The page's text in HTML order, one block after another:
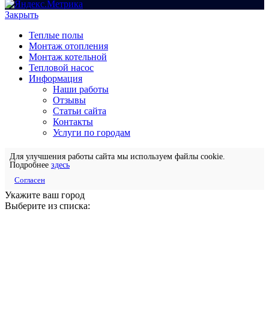
Закрыть
Теплые полы
Монтаж отопления
Монтаж котельной
Тепловой насос
Информация
Наши работы
Отзывы
Статьи сайта
Контакты
Услуги по городам
Для улучшения работы сайта мы используем файлы cookie.
Подробнее здесь
Согласен
Укажите ваш город
Выберите из списка: